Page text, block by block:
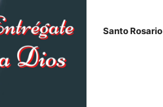
Santo Rosario